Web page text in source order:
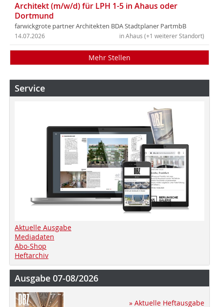
Architekt (m/w/d) für LPH 1-5 in Ahaus oder
Dortmund
farwickgrote partner Architekten BDA Stadtplaner PartmbB
in Ahaus (+1 weiterer Standort)
14.07.2026
Mehr Stellen
Service
Aktuelle Ausgabe
Mediadaten
Abo-Shop
Heftarchiv
Ausgabe 07-08/2026
» Aktuelle Heftausgabe